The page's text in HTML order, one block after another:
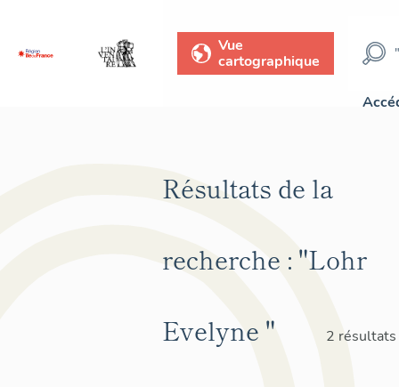
Vue
cartographique
Résultats de la
recherche : "Lohr
Evelyne "
2 résultats